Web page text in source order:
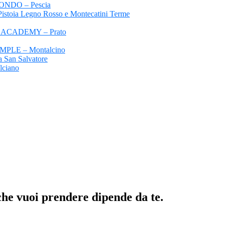
– Pescia
Legno Rosso e Montecatini Terme
– Prato
– Montalcino
Salvatore
vuoi prendere dipende da te.